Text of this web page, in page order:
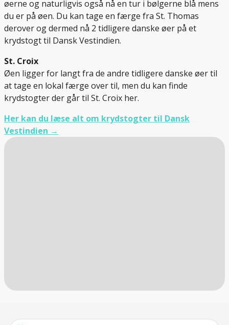
øerne og naturligvis også nå en tur i bølgerne blå mens
du er på øen. Du kan tage en færge fra St. Thomas
derover og dermed nå 2 tidligere danske øer på et
krydstogt til Dansk Vestindien.
St. Croix
Øen ligger for langt fra de andre tidligere danske øer til
at tage en lokal færge over til, men du kan finde
krydstogter der går til St. Croix her.
Her kan du læse alt om krydstogter til Dansk
Vestindien →